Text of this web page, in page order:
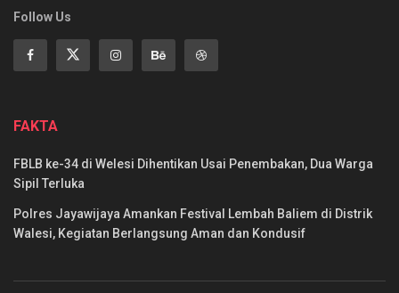
Follow Us
FAKTA
FBLB ke-34 di Welesi Dihentikan Usai Penembakan, Dua Warga
Sipil Terluka
Polres Jayawijaya Amankan Festival Lembah Baliem di Distrik
Walesi, Kegiatan Berlangsung Aman dan Kondusif